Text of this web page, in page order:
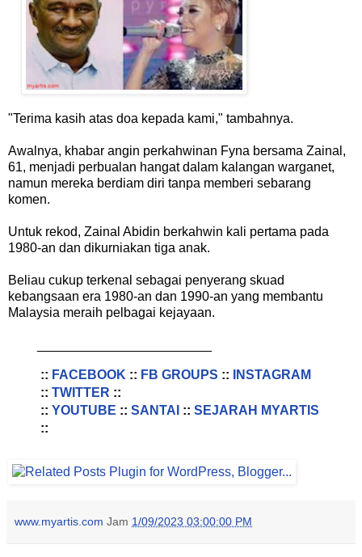
"Terima kasih atas doa kepada kami," tambahnya.
Awalnya, khabar angin perkahwinan Fyna bersama Zainal,
61, menjadi perbualan hangat dalam kalangan warganet,
namun mereka berdiam diri tanpa memberi sebarang
komen.
Untuk rekod, Zainal Abidin berkahwin kali pertama pada
1980-an dan dikurniakan tiga anak.
Beliau cukup terkenal sebagai penyerang skuad
kebangsaan era 1980-an dan 1990-an yang membantu
Malaysia meraih pelbagai kejayaan.
:: FACEBOOK :: FB GROUPS ::
INSTAGRAM
:: TWITTER ::
:: YOUTUBE :: SANTAI :: SEJARAH MYARTIS
::
www.myartis.com Jam 1/09/2023 03:00:00 PM